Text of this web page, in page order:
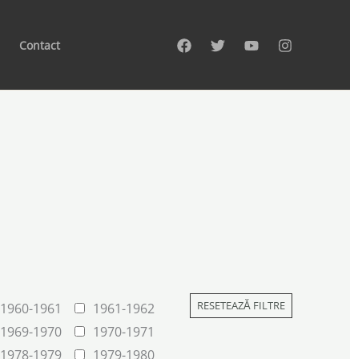
Contact
1960-1961
1961-1962
1969-1970
1970-1971
1978-1979
1979-1980
RESETEAZĂ FILTRE